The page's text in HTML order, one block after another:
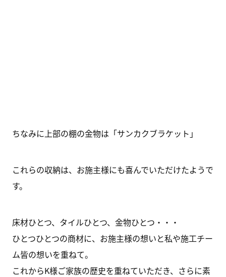
ちなみに上部の棚の金物は「サンカクブラケット」
これらの収納は、お施主様にも喜んでいただけたようで
す。
床材ひとつ、タイルひとつ、金物ひとつ・・・
ひとつひとつの商材に、お施主様の想いと私や施工チー
ム皆の想いを重ねて。
これからK様ご家族の歴史を重ねていただき、さらに素